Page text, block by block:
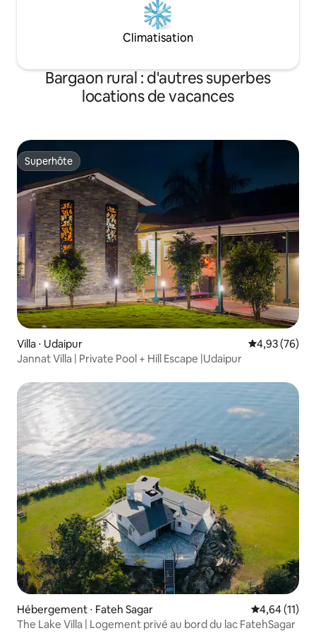
Climatisation
Bargaon rural : d'autres superbes
locations de vacances
Superhôte
Superhôte
Villa ⋅ Udaipur Évaluation
4,93 (76)
Jannat Villa | Private Pool + Hill Escape |Udaipur
Hébergement ⋅ Fateh Sagar Évaluation
4,64 (11)
The Lake Villa | Logement privé au bord du lac FatehSagar